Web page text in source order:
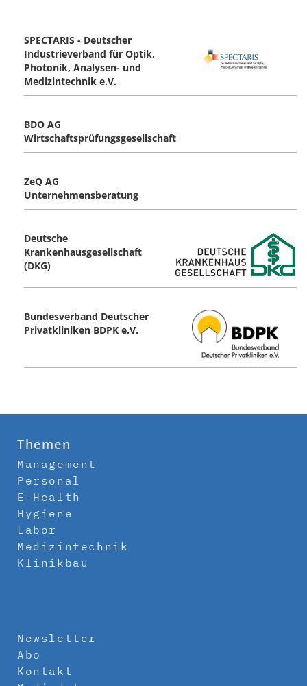
SPECTARIS - Deutscher
Industrieverband für Optik,
Photonik, Analysen- und
Medizintechnik e.V.
BDO AG
Wirtschaftsprüfungsgesellschaft
ZeQ AG
Unternehmensberatung
Deutsche
Krankenhausgesellschaft
(DKG)
Bundesverband Deutscher
Privatkliniken BDPK e.V.
Themen
Management
Personal
E-Health
Hygiene
Labor
Medizintechnik
Klinikbau
Newsletter
Abo
Kontakt